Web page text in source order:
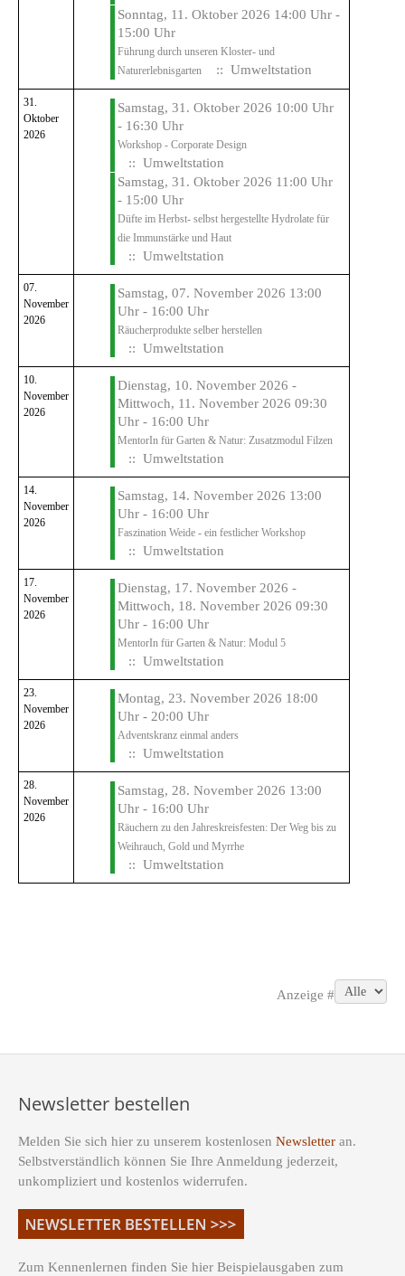
Sonntag, 11. Oktober 2026 14:00 Uhr -
15:00 Uhr
Führung durch unseren Kloster- und
Naturerlebnisgarten
:: Umweltstation
31.
Oktober
2026
Samstag, 31. Oktober 2026 10:00 Uhr
- 16:30 Uhr
Workshop - Corporate Design
:: Umweltstation
Samstag, 31. Oktober 2026 11:00 Uhr
- 15:00 Uhr
Düfte im Herbst- selbst hergestellte Hydrolate für
die Immunstärke und Haut
:: Umweltstation
07.
November
2026
Samstag, 07. November 2026 13:00
Uhr - 16:00 Uhr
Räucherprodukte selber herstellen
:: Umweltstation
10.
November
2026
Dienstag, 10. November 2026 -
Mittwoch, 11. November 2026 09:30
Uhr - 16:00 Uhr
MentorIn für Garten & Natur: Zusatzmodul Filzen
:: Umweltstation
14.
November
2026
Samstag, 14. November 2026 13:00
Uhr - 16:00 Uhr
Faszination Weide - ein festlicher Workshop
:: Umweltstation
17.
November
2026
Dienstag, 17. November 2026 -
Mittwoch, 18. November 2026 09:30
Uhr - 16:00 Uhr
MentorIn für Garten & Natur: Modul 5
:: Umweltstation
23.
November
2026
Montag, 23. November 2026 18:00
Uhr - 20:00 Uhr
Adventskranz einmal anders
:: Umweltstation
28.
November
2026
Samstag, 28. November 2026 13:00
Uhr - 16:00 Uhr
Räuchern zu den Jahreskreisfesten: Der Weg bis zu
Weihrauch, Gold und Myrrhe
:: Umweltstation
Anzeige #
Newsletter bestellen
Melden Sie sich hier zu unserem kostenlosen Newsletter an.
Selbstverständlich können Sie Ihre Anmeldung jederzeit,
unkompliziert und kostenlos widerrufen.
Zum Kennenlernen finden Sie hier Beispielausgaben zum